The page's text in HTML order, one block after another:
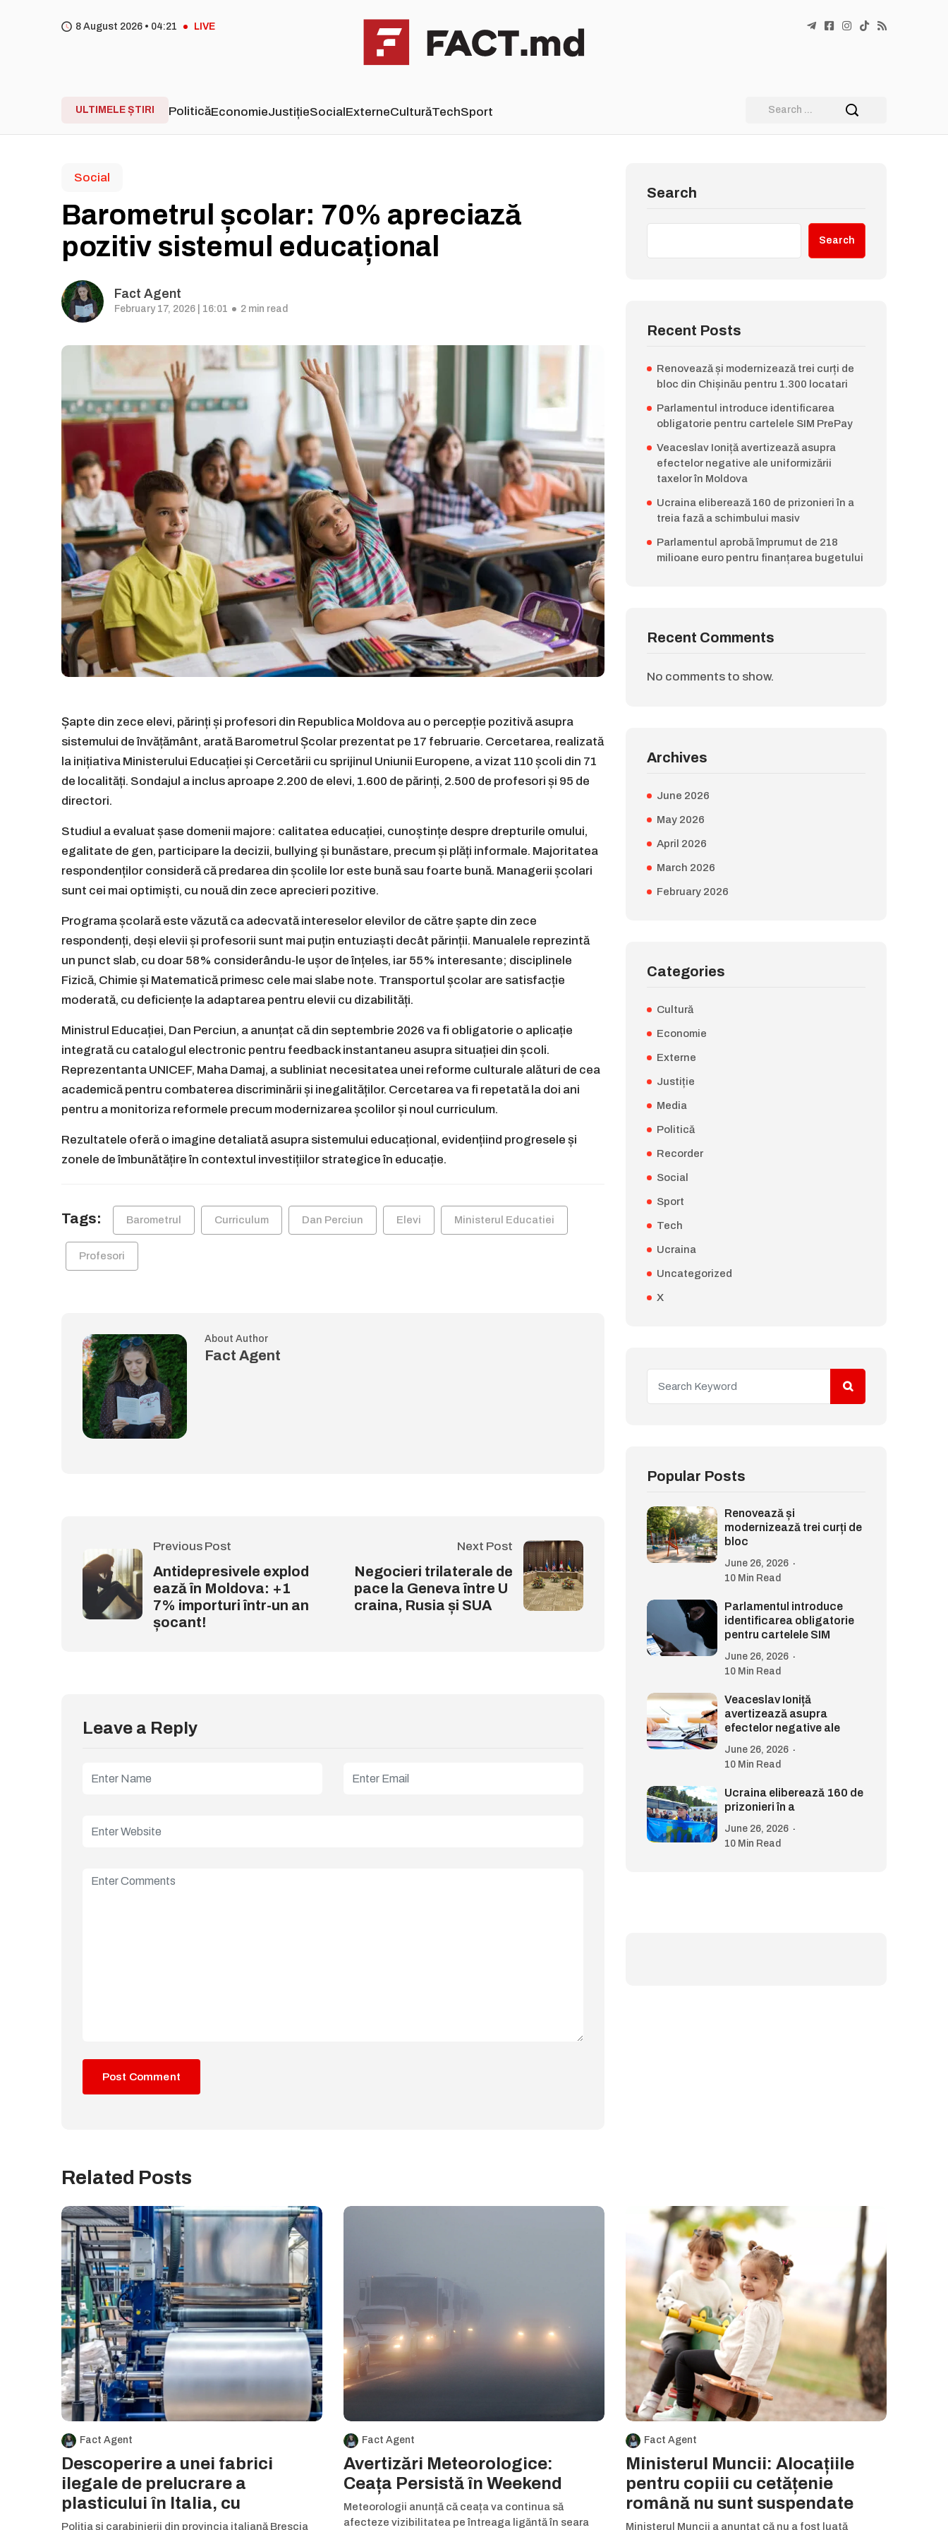
8 August 2026 • 04 21 LIVE
ULTIMELE ȘTIRI PoliticăEconomieJustițieSocialExterneCulturăTechSport
Social
Barometrul școlar: 70% apreciază
pozitiv sistemul educațional
Fact Agent
February 17, 2026 | 16:01 2 min read
Șapte din zece elevi, părinți și profesori din Republica Moldova au o percepție pozitivă asupra
sistemului de învățământ, arată Barometrul Școlar prezentat pe 17 februarie. Cercetarea, realizată
la inițiativa Ministerului Educației și Cercetării cu sprijinul Uniunii Europene, a vizat 110 școli din 71
de localități. Sondajul a inclus aproape 2.200 de elevi, 1.600 de părinți, 2.500 de profesori și 95 de
directori.
Studiul a evaluat șase domenii majore: calitatea educației, cunoștințe despre drepturile omului,
egalitate de gen, participare la decizii, bullying și bunăstare, precum și plăți informale. Majoritatea
respondenților consideră că predarea din școlile lor este bună sau foarte bună. Managerii școlari
sunt cei mai optimiști, cu nouă din zece aprecieri pozitive.
Programa școlară este văzută ca adecvată intereselor elevilor de către șapte din zece
respondenți, deși elevii și profesorii sunt mai puțin entuziaști decât părinții. Manualele reprezintă
un punct slab, cu doar 58% considerându-le ușor de înțeles, iar 55% interesante; disciplinele
Fizică, Chimie și Matematică primesc cele mai slabe note. Transportul școlar are satisfacție
moderată, cu deficiențe la adaptarea pentru elevii cu dizabilități.
Ministrul Educației, Dan Perciun, a anunțat că din septembrie 2026 va fi obligatorie o aplicație
integrată cu catalogul electronic pentru feedback instantaneu asupra situației din școli.
Reprezentanta UNICEF, Maha Damaj, a subliniat necesitatea unei reforme culturale alături de cea
academică pentru combaterea discriminării și inegalităților. Cercetarea va fi repetată la doi ani
pentru a monitoriza reformele precum modernizarea școlilor și noul curriculum.
Rezultatele oferă o imagine detaliată asupra sistemului educațional, evidențiind progresele și
zonele de îmbunătățire în contextul investițiilor strategice în educație.
Tags: Barometrul Curriculum Dan Perciun Elevi Ministerul Educatiei
Profesori
About Author
Fact Agent
Previous Post
Antidepresivele explod
ează în Moldova: +1
7% importuri într-un an
șocant!
Next Post
Negocieri trilaterale de
pace la Geneva între U
craina, Rusia și SUA
Leave a Reply
Search
Search
Recent Posts
Renovează și modernizează trei curți de
bloc din Chișinău pentru 1.300 locatari
Parlamentul introduce identificarea
obligatorie pentru cartelele SIM PrePay
Veaceslav Ioniță avertizează asupra
efectelor negative ale uniformizării
taxelor în Moldova
Ucraina eliberează 160 de prizonieri în a
treia fază a schimbului masiv
Parlamentul aprobă împrumut de 218
milioane euro pentru finanțarea bugetului
Recent Comments
No comments to show.
Archives
June 2026
May 2026
April 2026
March 2026
February 2026
Categories
Cultură
Economie
Externe
Justiție
Media
Politică
Recorder
Social
Sport
Tech
Ucraina
Uncategorized
X
Popular Posts
Renovează și
modernizează trei curți de
bloc
June 26, 2026
10 Min Read
Parlamentul introduce
identificarea obligatorie
pentru cartelele SIM
June 26, 2026
10 Min Read
Veaceslav Ioniță
avertizează asupra
efectelor negative ale
June 26, 2026
10 Min Read
Ucraina eliberează 160 de
prizonieri în a
June 26, 2026
10 Min Read
Related Posts
Fact Agent
Descoperire a unei fabrici
ilegale de prelucrare a
plasticului în Italia, cu
Poliția și carabinierii din provincia italiană Brescia
Fact Agent
Avertizări Meteorologice:
Ceața Persistă în Weekend
Meteorologii anunță că ceața va continua să
afecteze vizibilitatea pe întreaga ligăntă în seara
Fact Agent
Ministerul Muncii: Alocațiile
pentru copiii cu cetățenie
română nu sunt suspendate
Ministerul Muncii a anunțat că nu a fost luată